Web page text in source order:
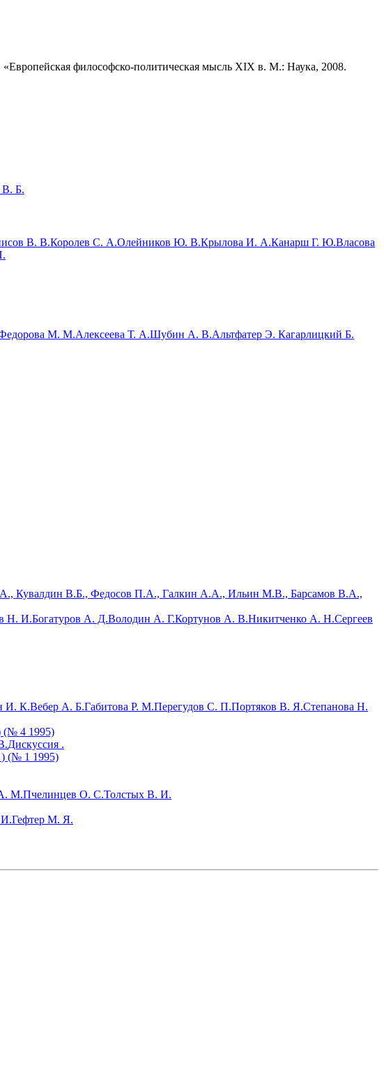
философско-политическая мысль XIX в. М.: Наука, 2008.
В. Б.
В. В.Королев С. А.Олейников Ю. В.Крылова И. А.Канарш Г. Ю.Власова
М. М.Алексеева Т. А.Шубин А. В.Альтфатер Э. Кагарлицкий Б.
Кувалдин В.Б., Федосов П.А., Галкин А.А., Ильин М.В., Барсамов В.А.,
Н. И.Богатуров А. Д.Володин А. Г.Кортунов А. В.Никитченко А. Н.Сергеев
И. К.Вебер А. Б.Габитова Р. М.Перегудов С. П.Портяков В. Я.Степанова Н.
(№ 4 1995)
Дискуссия .
(№ 1 1995)
М.Пчелинцев О. С.Толстых В. И.
Гефтер М. Я.